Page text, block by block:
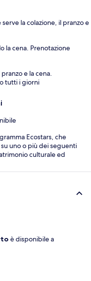
la colazione, il pranzo e
la cena. Prenotazione
e la cena.
tutti i giorni
Ecostars, che
uno o più dei seguenti
culturale ed
è disponibile a